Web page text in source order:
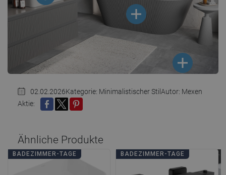
02.02.2026Kategorie: Minimalistischer StilAutor: Mexen
Aktie:
Ähnliche Produkte
BADEZIMMER-TAGE BADEZIMMER-TAGE